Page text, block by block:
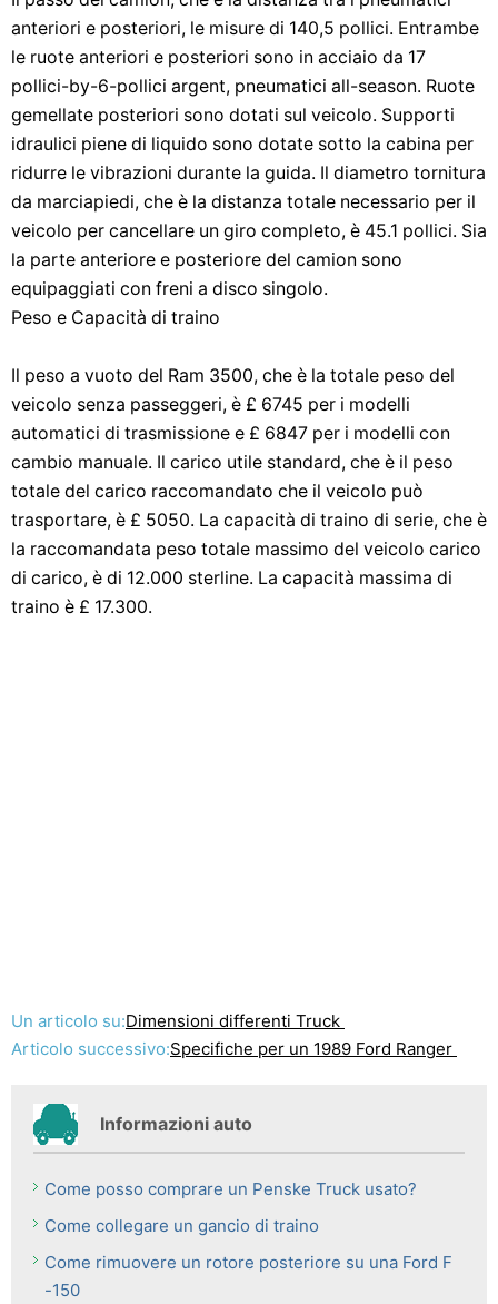
anteriori e posteriori, le misure di 140,5 pollici. Entrambe
le ruote anteriori e posteriori sono in acciaio da 17
pollici-by-6-pollici argent, pneumatici all-season. Ruote
gemellate posteriori sono dotati sul veicolo. Supporti
idraulici piene di liquido sono dotate sotto la cabina per
ridurre le vibrazioni durante la guida. Il diametro tornitura
da marciapiedi, che è la distanza totale necessario per il
veicolo per cancellare un giro completo, è 45.1 pollici. Sia
la parte anteriore e posteriore del camion sono
equipaggiati con freni a disco singolo.
Peso e Capacità di traino
Il peso a vuoto del Ram 3500, che è la totale peso del
veicolo senza passeggeri, è £ 6745 per i modelli
automatici di trasmissione e £ 6847 per i modelli con
cambio manuale. Il carico utile standard, che è il peso
totale del carico raccomandato che il veicolo può
trasportare, è £ 5050. La capacità di traino di serie, che è
la raccomandata peso totale massimo del veicolo carico
di carico, è di 12.000 sterline. La capacità massima di
traino è £ 17.300.
Un articolo su:Dimensioni differenti Truck
Articolo successivo:Specifiche per un 1989 Ford Ranger
Informazioni auto
Come posso comprare un Penske Truck usato?
Come collegare un gancio di traino
Come rimuovere un rotore posteriore su una Ford F
-150